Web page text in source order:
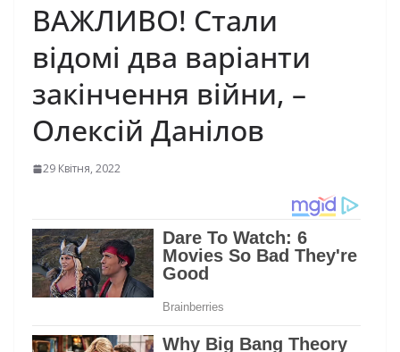
ВАЖЛИВО! Стали
відомі два варіанти
закінчення війни, –
Олексій Данілов
29 Квітня, 2022